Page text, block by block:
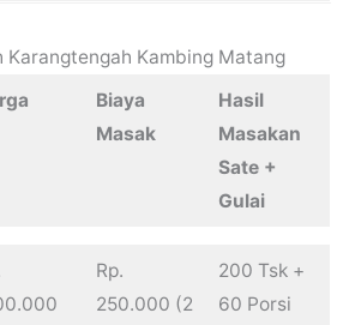
Karangtengah Kambing Matang
Biaya
Masak
Hasil
Masakan
Sate +
Gulai
Rp.
250.000 (2
200 Tsk +
60 Porsi